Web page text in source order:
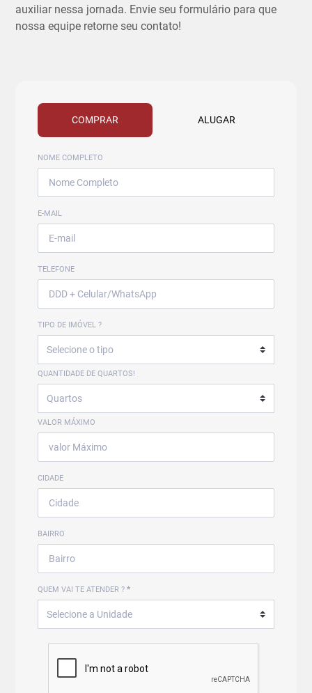
auxiliar nessa jornada. Envie seu formulário para que
nossa equipe retorne seu contato!
COMPRAR ALUGAR
NOME COMPLETO
E-MAIL
TELEFONE
TIPO DE IMÓVEL ?
QUANTIDADE DE QUARTOS!
VALOR MÁXIMO
CIDADE
BAIRRO
QUEM VAI TE ATENDER ?*